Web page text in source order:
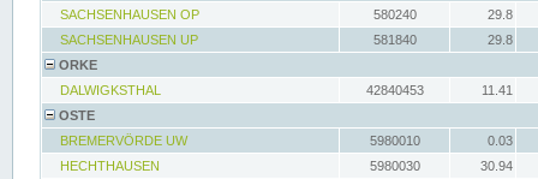
SACHSENHAUSEN OP
580240
29.8
SACHSENHAUSEN UP
581840
29.8
ORKE
DALWIGKSTHAL
42840453
11.41
OSTE
BREMERVÖRDE UW
5980010
0.03
HECHTHAUSEN
5980030
30.94